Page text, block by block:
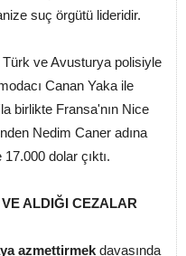
suç örgütü lideridir.
Türk ve Avusturya polisiyle
Canan Yaka ile
birlikte Fransa'nın Nice
Nedim Caner adına
dolar çıktı.
ALDIĞI CEZALAR
azmettirmek davasında